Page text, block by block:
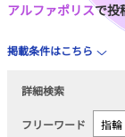
アルファポリスで投
掲載条件はこちら
詳細検索
フリーワード